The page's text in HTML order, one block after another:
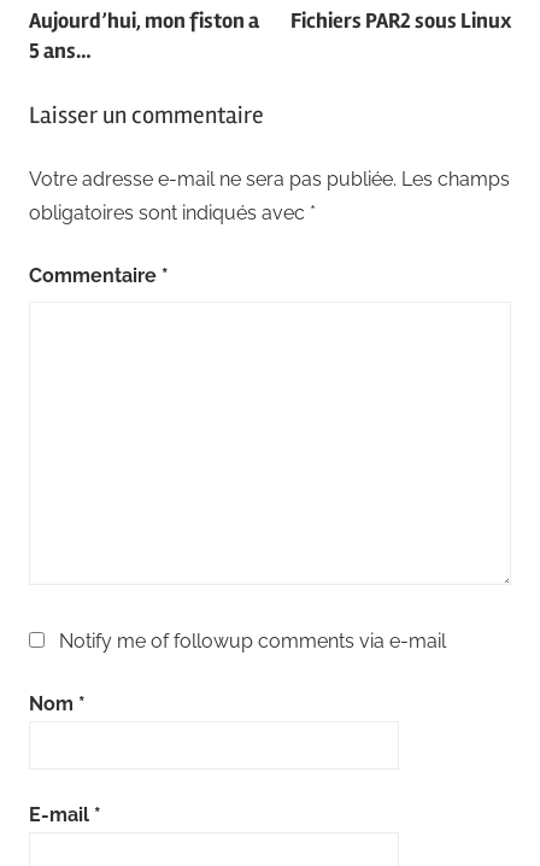
de
Aujourd’hui, mon fiston a
5 ans…
Fichiers PAR2 sous Linux
Laisser un commentaire
Votre adresse e-mail ne sera pas publiée. Les champs
obligatoires sont indiqués avec *
Commentaire *
Notify me of followup comments via e-mail
Nom *
E-mail *